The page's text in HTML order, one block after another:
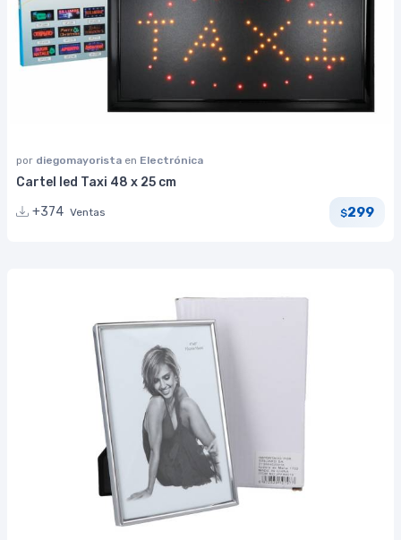
por diegomayorista en Electrónica
Cartel led Taxi 48 x 25 cm
+374 Ventas $299